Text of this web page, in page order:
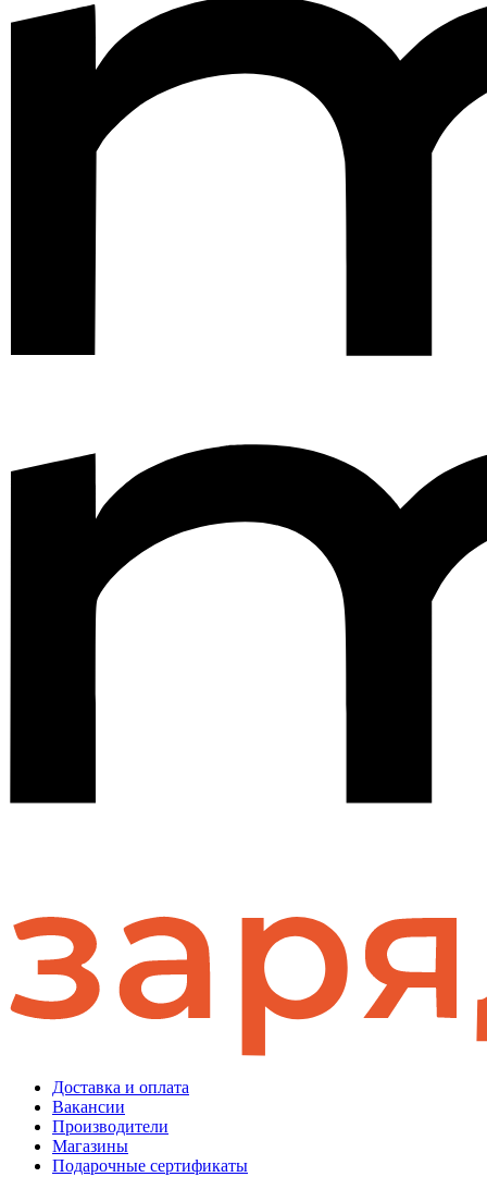
Доставка и оплата
Вакансии
Производители
Магазины
Подарочные сертификаты